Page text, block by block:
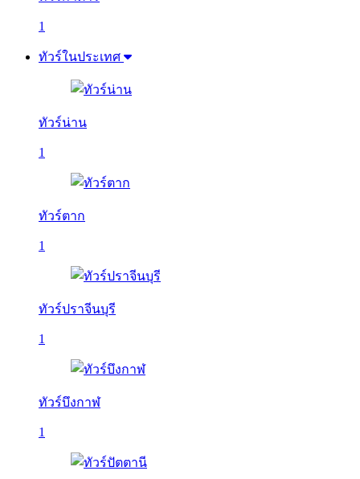
1
ทัวร์ในประเทศ
ทัวร์น่าน
1
ทัวร์ตาก
1
ทัวร์ปราจีนบุรี
1
ทัวร์บึงกาฬ
1